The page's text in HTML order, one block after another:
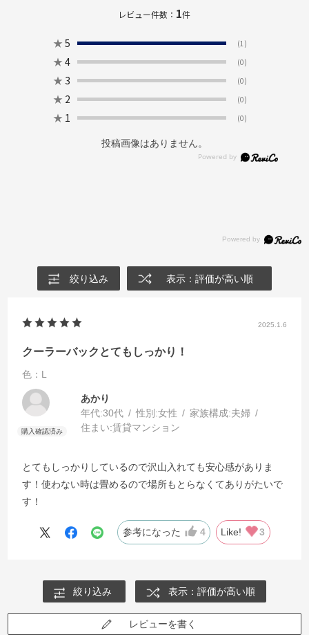
レビュー件数： 1件
★ 5 (1)
★ 4 (0)
★ 3 (0)
★ 2 (0)
★ 1 (0)
投稿画像はありません。
絞り込み 表示：評価が高い順
2025.1.6
クーラーバックとてもしっかり！
色：L
あかり
年代:30代 性別:女性 家族構成:夫婦
住まい:賃貸マンション
とてもしっかりしているので沢山入れても安心感がありま
す！使わない時は畳めるので場所もとらなくてありがたいで
す！
参考になった 4 Like! 3
絞り込み 表示：評価が高い順
レビューを書く